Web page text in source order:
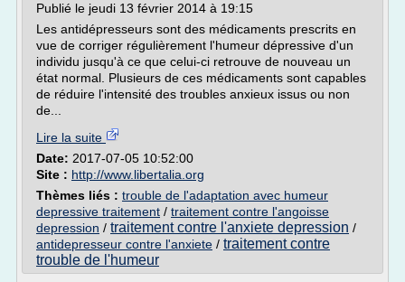
Publié le jeudi 13 février 2014 à 19:15
Les antidépresseurs sont des médicaments prescrits en
vue de corriger régulièrement l'humeur dépressive d'un
individu jusqu'à ce que celui-ci retrouve de nouveau un
état normal. Plusieurs de ces médicaments sont capables
de réduire l'intensité des troubles anxieux issus ou non
de...
Lire la suite
Date: 2017-07-05 10:52:00
Site : http://www.libertalia.org
Thèmes liés : trouble de l'adaptation avec humeur
depressive traitement / traitement contre l'angoisse
depression / traitement contre l'anxiete depression /
antidepresseur contre l'anxiete / traitement contre
trouble de l'humeur